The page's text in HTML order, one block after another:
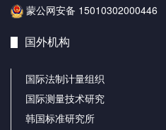
蒙公网安备 15010302000446
国外机构
国际法制计量组织
国际测量技术研究
韩国标准研究所